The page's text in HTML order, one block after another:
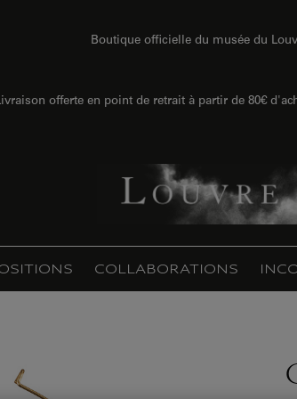
Boutique officielle du musée du
offerte en point de retrait à partir de 80€
COLLABORATIONS